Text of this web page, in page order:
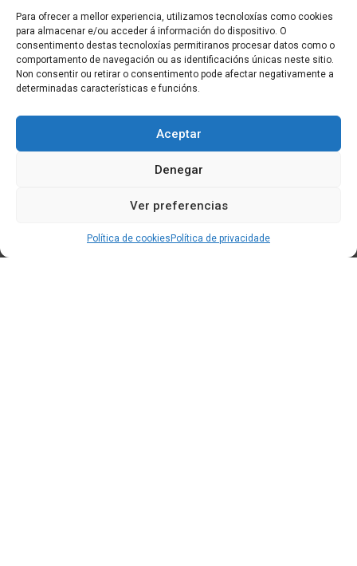
Para ofrecer a mellor experiencia, utilizamos tecnoloxías como cookies
para almacenar e/ou acceder á información do dispositivo. O
consentimento destas tecnoloxías permitiranos procesar datos como o
comportamento de navegación ou as identificacións únicas neste sitio.
Non consentir ou retirar o consentimento pode afectar negativamente a
determinadas características e funcións.
Aceptar
Denegar
Ver preferencias
Política de cookies Política de privacidade